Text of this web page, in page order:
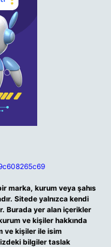
marka, kurum veya şahıs
Sitede yalnızca kendi
Burada yer alan içerikler
ve kişiler hakkında
ve kişiler ile isim
bilgiler taslak